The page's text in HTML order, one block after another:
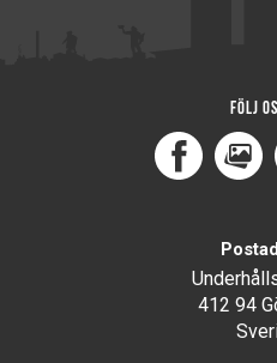
Följ
Facebook
412 94